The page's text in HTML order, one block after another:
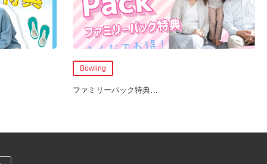
Bowling
ファミリーパック特典…